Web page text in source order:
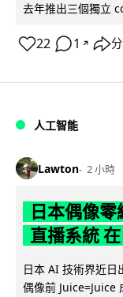
去年推出三個獨立
22 1 ↗
人工智能
Lawton 2 小時
日本偶像
直播系統
日本 AI 技術界近日
偶像前 Juice=Juice